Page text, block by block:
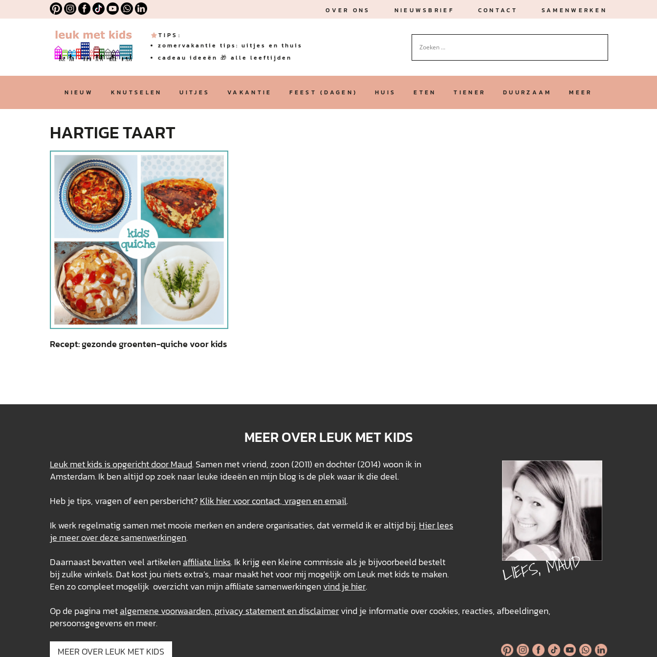
OVER ONS NIEUWSBRIEF CONTACT SAMENWERKEN
TIPS:
zomervakantie tips: uitjes en thuis
cadeau ideeën 🎁 alle leeftijden
NIEUW KNUTSELEN UITJES VAKANTIE FEEST (DAGEN) HUIS ETEN TIENER DUURZAAM MEER
HARTIGE TAART
Recept: gezonde groenten-quiche voor kids
MEER OVER LEUK MET KIDS
LIEFS, MAUD
Leuk met kids is opgericht door Maud. Samen met vriend, zoon (2011) en dochter (2014) woon ik in
Amsterdam. Ik ben altijd op zoek naar leuke ideeën en mijn blog is de plek waar ik die deel.
Heb je tips, vragen of een persbericht? Klik hier voor contact, vragen en email.
Ik werk regelmatig samen met mooie merken en andere organisaties, dat vermeld ik er altijd bij.Hier lees
je meer over deze samenwerkingen.
Daarnaast bevatten veel artikelen affiliate links. Ik krijg een kleine commissie als je bijvoorbeeld bestelt
bij zulke winkels. Dat kost jou niets extra’s, maar maakt het voor mij mogelijk om Leuk met kids te maken.
Een zo compleet mogelijk overzicht van mijn affiliate samenwerkingen vind je hier.
Op de pagina metalgemene voorwaarden, privacy statement en disclaimervind je informatie over cookies, reacties, afbeeldingen,
persoonsgegevens en meer.
MEER OVER LEUK MET KIDS